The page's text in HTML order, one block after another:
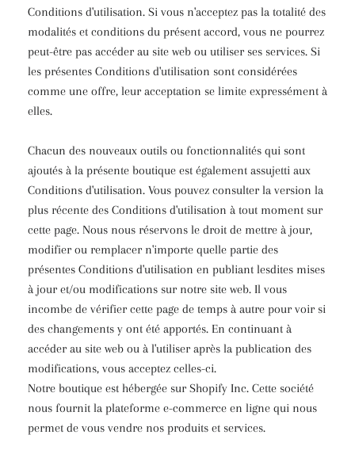
Conditions d'utilisation. Si vous n'acceptez pas la totalité des
modalités et conditions du présent accord, vous ne pourrez
peut-être pas accéder au site web ou utiliser ses services. Si
les présentes Conditions d'utilisation sont considérées
comme une offre, leur acceptation se limite expressément à
elles.
Chacun des nouveaux outils ou fonctionnalités qui sont
ajoutés à la présente boutique est également assujetti aux
Conditions d'utilisation. Vous pouvez consulter la version la
plus récente des Conditions d'utilisation à tout moment sur
cette page. Nous nous réservons le droit de mettre à jour,
modifier ou remplacer n'importe quelle partie des
présentes Conditions d'utilisation en publiant lesdites mises
à jour et/ou modifications sur notre site web. Il vous
incombe de vérifier cette page de temps à autre pour voir si
des changements y ont été apportés. En continuant à
accéder au site web ou à l'utiliser après la publication des
modifications, vous acceptez celles-ci.
Notre boutique est hébergée sur Shopify Inc. Cette société
nous fournit la plateforme e-commerce en ligne qui nous
permet de vous vendre nos produits et services.